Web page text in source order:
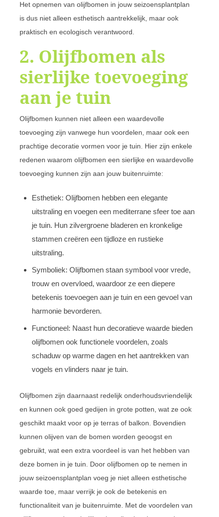
Het opnemen van olijfbomen in jouw seizoensplantplan
is dus niet alleen esthetisch aantrekkelijk, maar ook
praktisch en ecologisch verantwoord.
2. Olijfbomen als
sierlijke toevoeging
aan je tuin
Olijfbomen kunnen niet alleen een waardevolle
toevoeging zijn vanwege hun voordelen, maar ook een
prachtige decoratie vormen voor je tuin. Hier zijn enkele
redenen waarom olijfbomen een sierlijke en waardevolle
toevoeging kunnen zijn aan jouw buitenruimte:
Esthetiek: Olijfbomen hebben een elegante
uitstraling en voegen een mediterrane sfeer toe aan
je tuin. Hun zilvergroene bladeren en kronkelige
stammen creëren een tijdloze en rustieke
uitstraling.
Symboliek: Olijfbomen staan symbool voor vrede,
trouw en overvloed, waardoor ze een diepere
betekenis toevoegen aan je tuin en een gevoel van
harmonie bevorderen.
Functioneel: Naast hun decoratieve waarde bieden
olijfbomen ook functionele voordelen, zoals
schaduw op warme dagen en het aantrekken van
vogels en vlinders naar je tuin.
Olijfbomen zijn daarnaast redelijk onderhoudsvriendelijk
en kunnen ook goed gedijen in grote potten, wat ze ook
geschikt maakt voor op je terras of balkon. Bovendien
kunnen olijven van de bomen worden geoogst en
gebruikt, wat een extra voordeel is van het hebben van
deze bomen in je tuin. Door olijfbomen op te nemen in
jouw seizoensplantplan voeg je niet alleen esthetische
waarde toe, maar verrijk je ook de betekenis en
functionaliteit van je buitenruimte. Met de voordelen van